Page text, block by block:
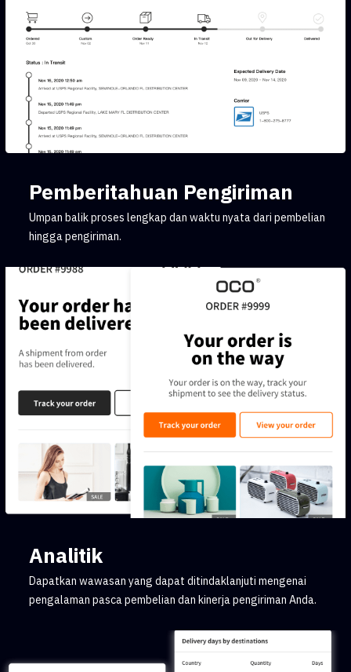
Pemberitahuan Pengiriman
Umpan balik proses lengkap dan waktu nyata dari pembelian
hingga pengiriman.
Analitik
Dapatkan wawasan yang dapat ditindaklanjuti mengenai
pengalaman pasca pembelian dan kinerja pengiriman Anda.